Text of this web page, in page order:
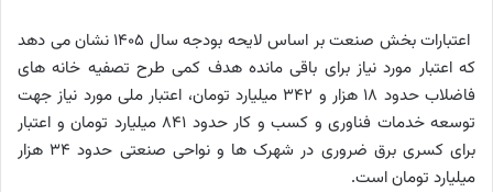
اعتبارات بخش صنعت بر اساس لایحه بودجه سال ۱۴۰۵ نشان می دهد
که اعتبار مورد نیاز برای باقی مانده هدف کمی طرح تصفیه خانه های
فاضلاب حدود ۱۸ هزار و ۳۴۲ میلیارد تومان، اعتبار ملی مورد نیاز جهت
توسعه خدمات فناوری و کسب و کار حدود ۸۴۱ میلیارد تومان و اعتبار
برای کسری برق ضروری در شهرک ها و نواحی صنعتی حدود ۳۴ هزار
میلیارد تومان است.